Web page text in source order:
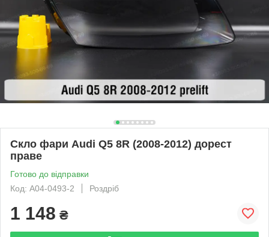
Скло фари Audi Q5 8R (2008-2012) дорест
праве
Готово до відправки
Код: A04-0493-2
Роздріб
1 148 ₴